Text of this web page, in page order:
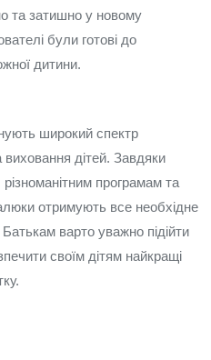
та затишно у новому
були готові до
дитини.
широкий спектр
дітей. Завдяки
програмам та
отримують все необхідне
варто уважно підійти
своїм дітям найкращі